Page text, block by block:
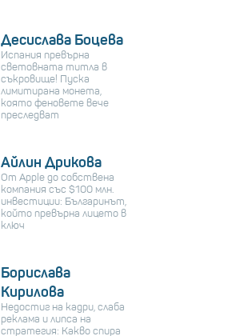
Десислава Боцева
Испания превърна
световната титла в
съкровище! Пуска
лимитирана монета,
която феновете вече
преследват
Айлин Дрикова
От Apple до собствена
компания със $100 млн.
инвестиции: Българинът,
който превърна лицето в
ключ
Борислава
Кирилова
Недостиг на кадри, слаба
реклама и липса на
стратегия: Какво спира